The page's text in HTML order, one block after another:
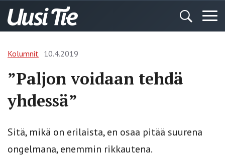
Kolumnit 10.4.2019
”Paljon voidaan tehdä
yhdessä”
Sitä, mikä on erilaista, en osaa pitää suurena
ongelmana, enemmin rikkautena.